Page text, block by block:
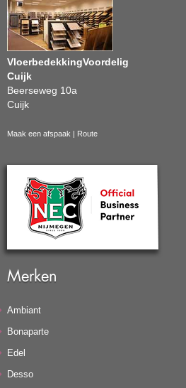
VloerbedekkingVoordelig
Cuijk
Beerseweg 10a
Cuijk
Maak een afspaak Route
Merken
Ambiant
Bonaparte
Edel
Desso